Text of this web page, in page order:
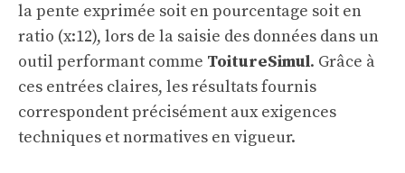
la pente exprimée soit en pourcentage soit en
ratio (x:12), lors de la saisie des données dans un
outil performant comme ToitureSimul. Grâce à
ces entrées claires, les résultats fournis
correspondent précisément aux exigences
techniques et normatives en vigueur.